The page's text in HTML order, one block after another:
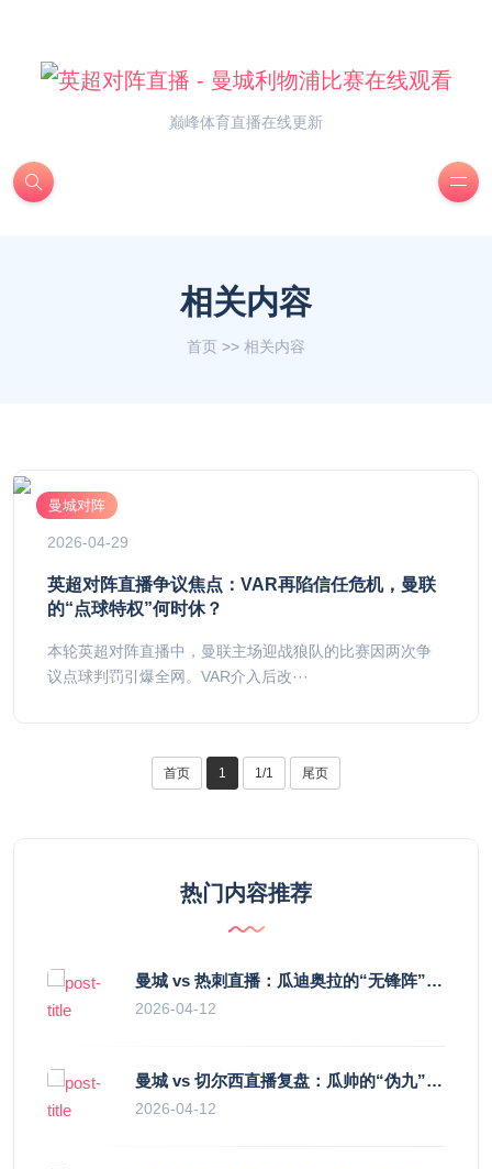
巅峰体育直播在线更新
相关内容
首页 >> 相关内容
曼城对阵
2026-04-29
英超对阵直播争议焦点：VAR再陷信任危机，曼联
的“点球特权”何时休？
本轮英超对阵直播中，曼联主场迎战狼队的比赛因两次争
议点球判罚引爆全网。VAR介入后改···
首页 1 1/1 尾页
热门内容推荐
曼城 vs 热刺直播：瓜迪奥拉的“无锋阵”是天才设计还是自废武功？
2026-04-12
曼城 vs 切尔西直播复盘：瓜帅的“伪九”陷阱，如何绞杀蓝军的“三中卫”？
2026-04-12